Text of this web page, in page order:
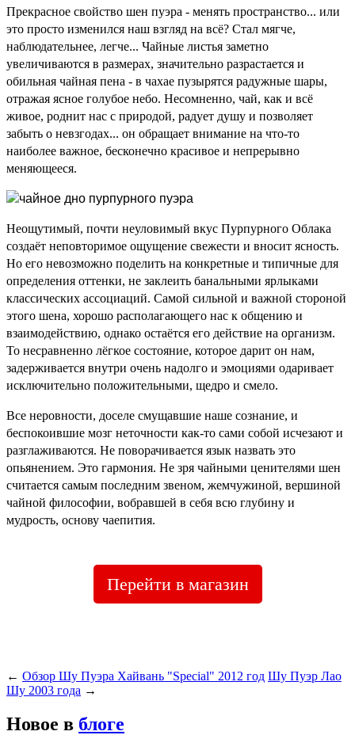
Прекрасное свойство шен пуэра - менять пространство... или
это просто изменился наш взгляд на всё? Стал мягче,
наблюдательнее, легче... Чайные листья заметно
увеличиваются в размерах, значительно разрастается и
обильная чайная пена - в чахае пузырятся радужные шары,
отражая ясное голубое небо. Несомненно, чай, как и всё
живое, роднит нас с природой, радует душу и позволяет
забыть о невзгодах... он обращает внимание на что-то
наиболее важное, бесконечно красивое и непрерывно
меняющееся.
Неощутимый, почти неуловимый вкус Пурпурного Облака
создаёт неповторимое ощущение свежести и вносит ясность.
Но его невозможно поделить на конкретные и типичные для
определения оттенки, не заклеить банальными ярлыками
классических ассоциаций. Самой сильной и важной стороной
этого шена, хорошо располагающего нас к общению и
взаимодействию, однако остаётся его действие на организм.
То несравненно лёгкое состояние, которое дарит он нам,
задерживается внутри очень надолго и эмоциями одаривает
исключительно положительными, щедро и смело.
Все неровности, доселе смущавшие наше сознание, и
беспокоившие мозг неточности как-то сами собой исчезают и
разглаживаются. Не поворачивается язык назвать это
опьянением. Это гармония. Не зря чайными ценителями шен
считается самым последним звеном, жемчужиной, вершиной
чайной философии, вобравшей в себя всю глубину и
мудрость, основу чаепития.
Перейти в магазин
← Обзор Шу Пуэра Хайвань "Special" 2012 год Шу Пуэр Лао
Шу 2003 года →
Новое в блоге